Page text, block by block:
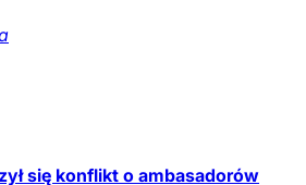
się konflikt o ambasadorów